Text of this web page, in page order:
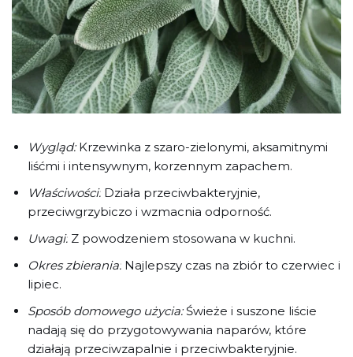
Wygląd:Krzewinka z szaro-zielonymi, aksamitnymi
liśćmi i intensywnym, korzennym zapachem.
Właściwości: Działa przeciwbakteryjnie,
przeciwgrzybiczo i wzmacnia odporność.
Uwagi: Z powodzeniem stosowana w kuchni.
Okres zbierania: Najlepszy czas na zbiór to czerwiec i
lipiec.
Sposób domowego użycia:Świeże i suszone liście
nadają się do przygotowywania naparów, które
działają przeciwzapalnie i przeciwbakteryjnie.